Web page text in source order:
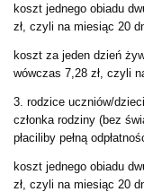
koszt jednego obiadu
zł, czyli na miesiąc 20
koszt za jeden dzień
wówczas 7,28 zł, czyli
3. rodzice uczniów/
członka rodziny (bez
płaciliby pełną
koszt jednego obiadu
zł, czyli na miesiąc 20